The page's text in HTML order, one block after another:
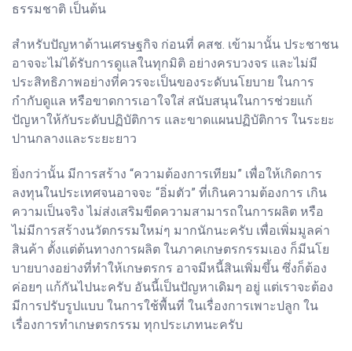
ธรรมชาติ เป็นต้น
สำหรับปัญหาด้านเศรษฐกิจ ก่อนที่ คสช. เข้ามานั้น ประชาชน
อาจจะไม่ได้รับการดูแลในทุกมิติ อย่างครบวงจร และไม่มี
ประสิทธิภาพอย่างที่ควรจะเป็นของระดับนโยบาย ในการ
กำกับดูแล หรือขาดการเอาใจใส่ สนับสนุนในการช่วยแก้
ปัญหาให้กับระดับปฏิบัติการ และขาดแผนปฏิบัติการ ในระยะ
ปานกลางและระยะยาว
ยิ่งกว่านั้น มีการสร้าง “ความต้องการเทียม” เพื่อให้เกิดการ
ลงทุนในประเทศจนอาจจะ “อิ่มตัว” ที่เกินความต้องการ เกิน
ความเป็นจริง ไม่ส่งเสริมขีดความสามารถในการผลิต หรือ
ไม่มีการสร้างนวัตกรรมใหม่ๆ มากนักนะครับ เพื่อเพิ่มมูลค่า
สินค้า ตั้งแต่ต้นทางการผลิต ในภาคเกษตรกรรมเอง ก็มีนโย
บายบางอย่างที่ทำให้เกษตรกร อาจมีหนี้สินเพิ่มขึ้น ซึ่งก็ต้อง
ค่อยๆ แก้กันไปนะครับ อันนี้เป็นปัญหาเดิมๆ อยู่ แต่เราจะต้อง
มีการปรับรูปแบบ ในการใช้พื้นที่ ในเรื่องการเพาะปลูก ใน
เรื่องการทำเกษตรกรรม ทุกประเภทนะครับ